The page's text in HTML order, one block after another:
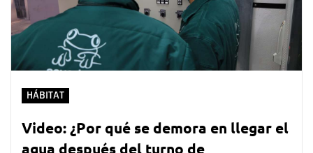
HÁBITAT
Video: ¿Por qué se demora en llegar el
agua después del turno de